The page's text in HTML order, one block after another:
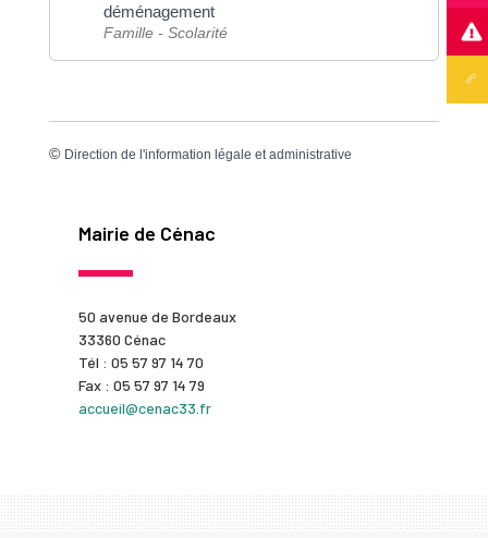
déménagement
Famille - Scolarité
© Direction de l'information légale et administrative
Mairie de Cénac
50 avenue de Bordeaux
33360 Cénac
Tél : 05 57 97 14 70
Fax : 05 57 97 14 79
accueil@cenac33.fr